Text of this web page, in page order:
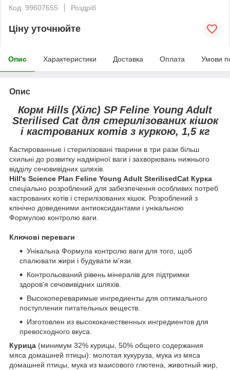
Код: 99607655
Роздріб
Ціну уточнюйте
Опис Характеристики Доставка Оплата Умови
Опис
Корм Hills (Хілс) SP Feline Young Adult
Sterilised Cat для стерилізованих кішок
і кастрованих котів з куркою, 1,5 кг
Кастированные і стерилізовані тварини в три рази більш
схильні до розвитку надмірної ваги і захворювань нижнього
відділу сечовивідних шляхів.
Hill's Science Plan Feline Young Adult SterilisedCat Курка
спеціально розроблений для забезпечення особливих потреб
кастрованих котів і стерилізованих кішок. Розроблений з
клінічно доведеними антиоксидантами і унікальною
Формулою контролю ваги.
Ключові переваги
Унікальна Формула контролю ваги для того, щоб
спалювати жири і будувати м'язи.
Контрольований рівень мінералів для підтримки
здоров'я сечовивідних шляхів.
Высокопереваримые ингредиенты для оптимального
поступления питательных веществ.
Изготовлен из высококачественных ингредиентов для
превосходного вкуса.
Курица (минимум 32% курицы, 50% общего содержания
мяса домашней птицы): молотая кукуруза, мука из мяса
домашней птицы, мука из маисового глютена, животный жир,